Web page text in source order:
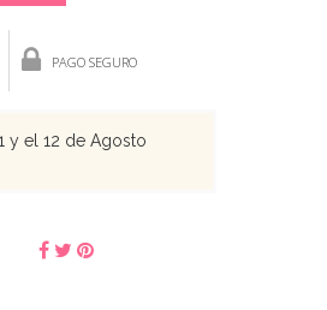
PAGO SEGURO
y el 12 de Agosto